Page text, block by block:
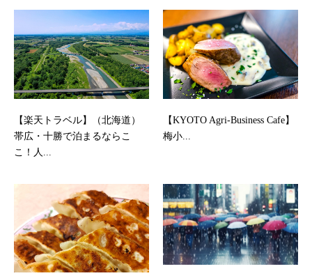
【楽天トラベル】（北海道）
帯広・十勝で泊まるならこ
こ！人...
【KYOTO Agri-Business Cafe】
梅小...